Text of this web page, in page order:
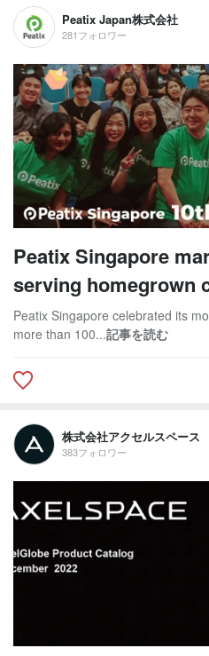
Peatix Japan株式会社
281フォロワー
Peatix Singapore
serving homegrown
Peatix Singapore celebrated its
more than 100...記事を読む
株式会社アクセルスペース
383フォロワー